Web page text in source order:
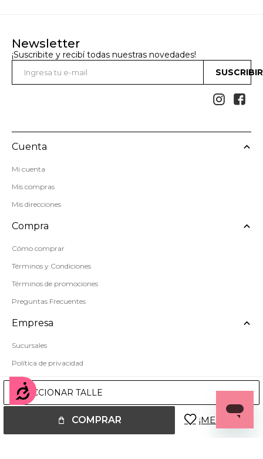
Accesibilidad
SELECCIONAR TALLE
COMPRAR
Newsletter
¡Suscribite y recibí todas nuestras novedades!
 
Cuenta
Mi cuenta
Mis compras
Mis direcciones
Compra
Cómo comprar
Términos y Condiciones
Términos de promociones
Preguntas Frecuentes
Empresa
Sucursales
Política de privacidad
Mapa del sitio